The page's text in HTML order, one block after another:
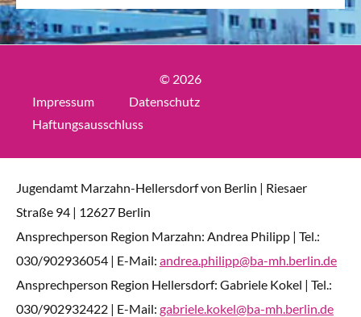
© 2026
Impressum
Datenschutz
Haftungsausschluss
Jugendamt Marzahn-Hellersdorf von Berlin | Riesaer
Straße 94 | 12627 Berlin
Ansprechperson Region Marzahn: Andrea Philipp | Tel.:
030/902936054 | E-Mail: andrea.philipp@ba-mh.berlin.de
Ansprechperson Region Hellersdorf: Gabriele Kokel | Tel.:
030/902932422 | E-Mail: gabriele.kokel@ba-mh.berlin.de